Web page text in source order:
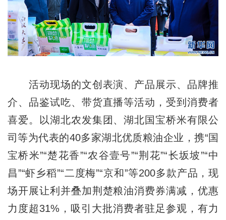
活动现场的文创表演、产品展示、品牌推
介、品鉴试吃、带货直播等活动，受到消费者
喜爱。以湖北农发集团、湖北国宝桥米有限公
司等为代表的40多家湖北优质粮油企业，携“国
宝桥米”“楚花香”“农谷壹号”“荆花”“长坂坡”“中
昌”“虾乡稻”“二度梅”“京和”等200多款产品，现
场开展让利并叠加荆楚粮油消费券满减，优惠
力度超31%，吸引大批消费者驻足参观，有力